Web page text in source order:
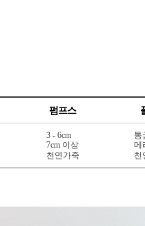
펌프스
3 - 6cm
7cm 이상
천연가죽
통
메
천